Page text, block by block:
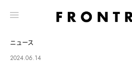
ニュース
2024.06.14